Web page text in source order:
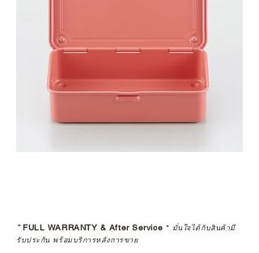
*FULL WARRANTY & After Service * มั่นใจได้กับสินค้ามี
รับประกัน พร้อมบริการหลังการขาย